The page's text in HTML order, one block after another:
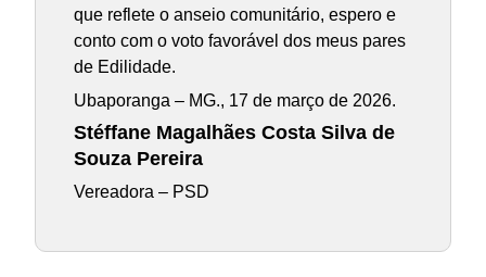
que reflete o anseio comunitário, espero e
conto com o voto favorável dos meus pares
de Edilidade.
Ubaporanga – MG., 17 de março de 2026.
Stéffane Magalhães Costa Silva de
Souza Pereira
Vereadora – PSD